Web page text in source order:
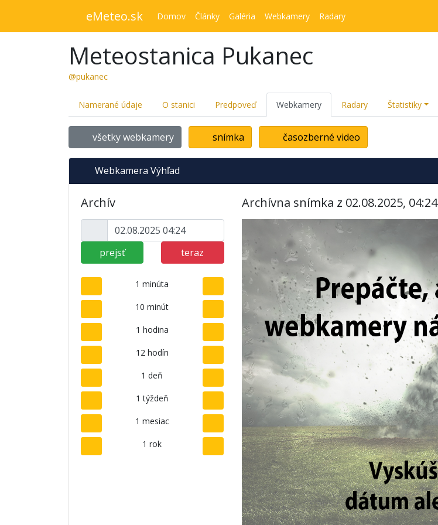
eMeteo.sk Domov Články Galéria Webkamery Radary
Meteostanica Pukanec
@pukanec
Namerané údaje O stanici Predpoveď Webkamery Radary Štatistiky
všetky webkamery snímka časozberné video
Webkamera Výhľad
Archív
prejsť teraz
1 minúta
10 minút
1 hodina
12 hodín
1 deň
1 týždeň
1 mesiac
1 rok
Archívna snímka z 02.08.2025, 04:24